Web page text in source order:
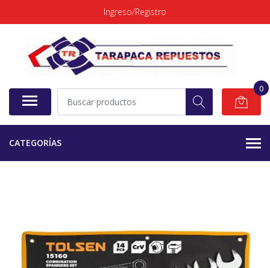
Ingreso/Registro
0
CATEGORÍAS